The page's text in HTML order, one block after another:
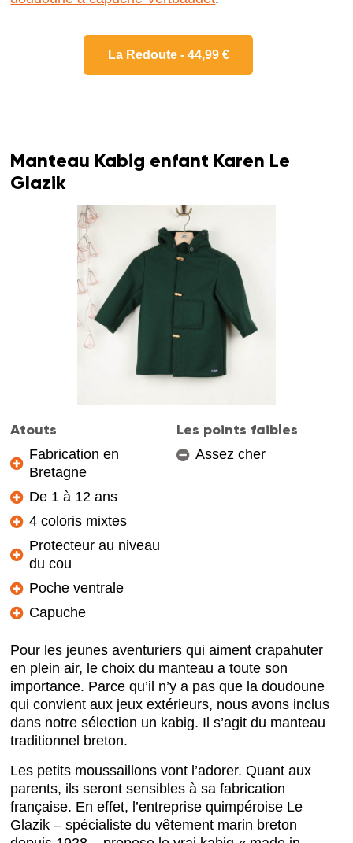
La Redoute - 44,99 €
Manteau Kabig enfant Karen Le
Glazik
Atouts
Fabrication en
Bretagne
De 1 à 12 ans
4 coloris mixtes
Protecteur au niveau
du cou
Poche ventrale
Capuche
Les points faibles
Assez cher
Pour les jeunes aventuriers qui aiment crapahuter
en plein air, le choix du manteau a toute son
importance. Parce qu’il n’y a pas que la doudoune
qui convient aux jeux extérieurs, nous avons inclus
dans notre sélection un kabig. Il s’agit du manteau
traditionnel breton.
Les petits moussaillons vont l’adorer. Quant aux
parents, ils seront sensibles à sa fabrication
française. En effet, l’entreprise quimpéroise Le
Glazik – spécialiste du vêtement marin breton